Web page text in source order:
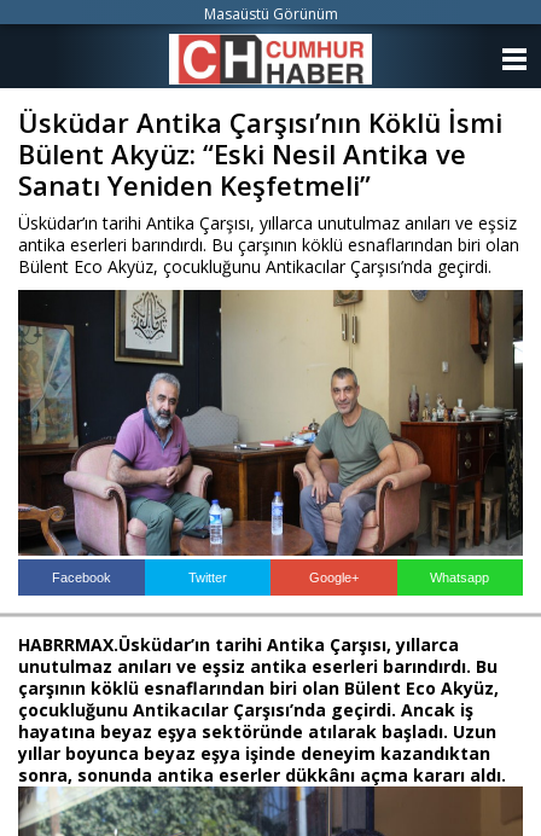
Üsküdar Antika Çarşısı’nın Köklü İsmi
Bülent Akyüz: “Eski Nesil Antika ve
Sanatı Yeniden Keşfetmeli”
Üsküdar’ın tarihi Antika Çarşısı, yıllarca unutulmaz anıları ve eşsiz
antika eserleri barındırdı. Bu çarşının köklü esnaflarından biri olan
Bülent Eco Akyüz, çocukluğunu Antikacılar Çarşısı’nda geçirdi.
Facebook Twitter Google+ Whatsapp
HABRRMAX.Üsküdar’ın tarihi Antika Çarşısı, yıllarca
unutulmaz anıları ve eşsiz antika eserleri barındırdı. Bu
çarşının köklü esnaflarından biri olan Bülent Eco Akyüz,
çocukluğunu Antikacılar Çarşısı’nda geçirdi. Ancak iş
hayatına beyaz eşya sektöründe atılarak başladı. Uzun
yıllar boyunca beyaz eşya işinde deneyim kazandıktan
sonra, sonunda antika eserler dükkânı açma kararı aldı.
Masaüstü Görünüm
KATEGORİLER
ANKETLER
FOTO GALERİ
KÜNYE
İLETİŞİM